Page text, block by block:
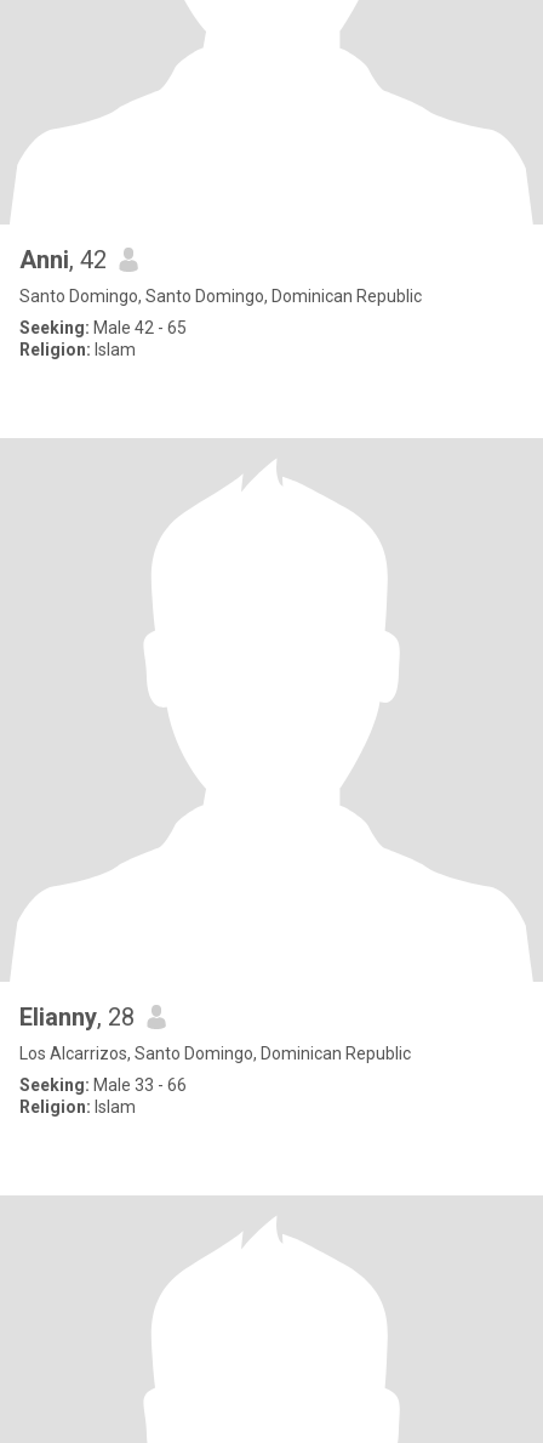
Anni, 42
Santo Domingo, Santo Domingo, Dominican Republic
Seeking: Male 42 - 65
Religion: Islam
Elianny, 28
Los Alcarrizos, Santo Domingo, Dominican Republic
Seeking: Male 33 - 66
Religion: Islam